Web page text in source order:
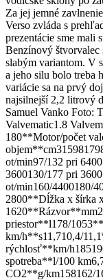
Za jej jemné
Verso zvláda s
prezentácie sme mali
Benzínový štvorvalec
slabým variantom. V
a jeho silu bolo treba
variácie sa na prvý
najsilnejší 2,2 litrový
Samuel Vanko Foto:
Valvematic1.8
180**Motor/počet
ot/min97/132 pri
3600130/177 pri
ot/min160/4400180/
2800**Dĺžka x šírka
priestor**l178/
km/h**s11,710,4/
rýchlosť**km/
spotreba**l/100
CO2**g/km158162/